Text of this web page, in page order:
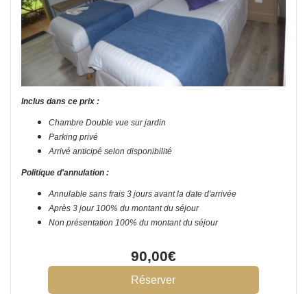
Inclus dans ce prix :
Chambre Double vue sur jardin
Parking privé
Arrivé anticipé selon disponibilité
Politique d'annulation :
Annulable sans frais 3 jours avant la date d'arrivée
Après 3 jour 100% du montant du séjour
Non présentation 100% du montant du séjour
90,00€